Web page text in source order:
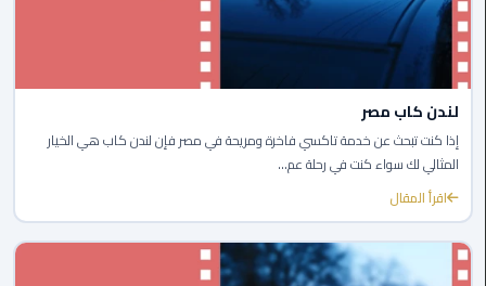
ليموزين
الغردقة
ليموزين
شرم
الشيخ
ليموزين
مرسي
لندن كاب مصر
إذا كنت تبحث عن خدمة تاكسي فاخرة ومريحة في مصر فإن لندن كاب هي الخيار
المثالي لك سواء كنت في رحلة عم...
اقرأ المقال